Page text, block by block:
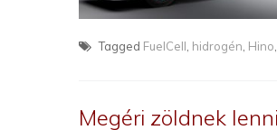
Tagged FuelCell hidrogén Hino
Megéri zöldnek